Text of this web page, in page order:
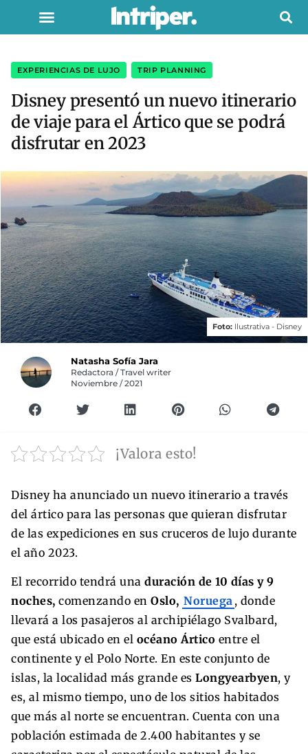
EXPERIENCIAS DE LUJO TRIP PLANNING
Disney presentó un nuevo itinerario
de viaje para el Ártico que se podrá
disfrutar en 2023
Foto: Ilustrativa - Disney
Natasha Sofía Jara
Redactora / Travel writer
Noviembre / 2021
¡Valora esto!
Disney ha anunciado un nuevo itinerario a través
del ártico para las personas que quieran disfrutar
de las expediciones en sus cruceros de lujo durante
el año 2023.
El recorrido tendrá una duración de 10 días y 9
noches, comenzando en Oslo, Noruega , donde
llevará a los pasajeros al archipiélago Svalbard,
que está ubicado en el océano Ártico entre el
continente y el Polo Norte. En este conjunto de
islas, la localidad más grande es Longyearbyen, y
es, al mismo tiempo, uno de los sitios habitados
que más al norte se encuentran. Cuenta con una
población estimada de 2.400 habitantes y se